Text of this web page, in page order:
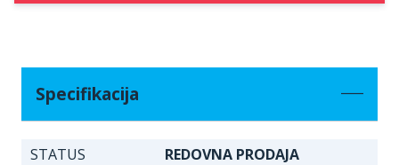
Specifikacija
STATUS
REDOVNA PRODAJA